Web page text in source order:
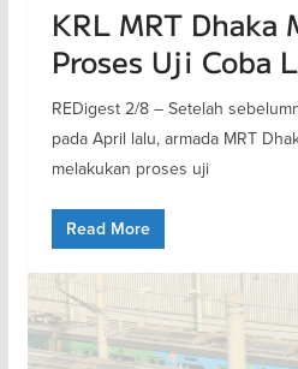
KRL MRT Dhaka
Proses Uji Coba
REDigest 2/8 – Setelah
pada April lalu, armada MRT
melakukan proses uji
Read More